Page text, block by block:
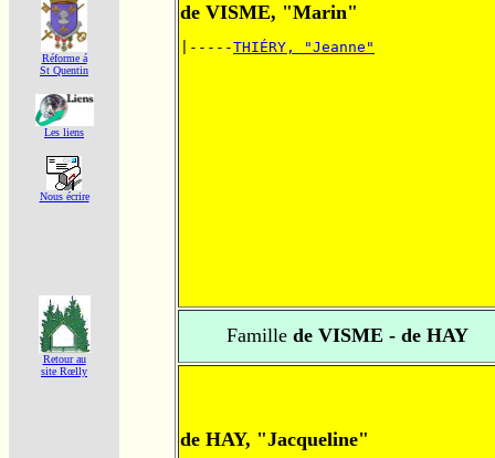
Réforme á
St Quentin
Les liens
Nous écrire
Retour au
site Rœlly
de VISME, "Marin"
|-----THIÉRY, "Jeanne"
Famille de VISME - de HAY
de HAY, "Jacqueline"